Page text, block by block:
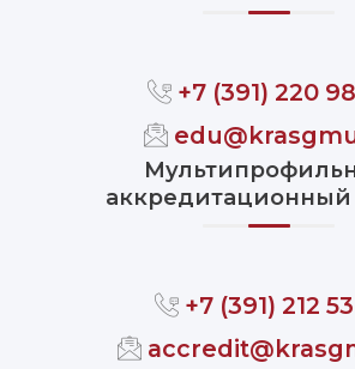
+7 (391) 220
аккредитационный
+7 (391) 212